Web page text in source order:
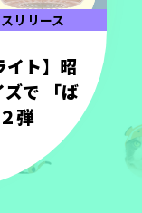
リリース
イト】昭
で 「ば
弾